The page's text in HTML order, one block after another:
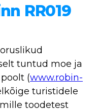
RR019
tuntud moe ja
(www.robin-
turistidele
toodetest